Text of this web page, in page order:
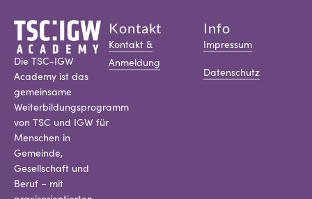
Die TSC-IGW
Academy ist das
gemeinsame
Weiterbildungsprogramm
von TSC und IGW für
Menschen in
Gemeinde,
Gesellschaft und
Beruf – mit
Kontakt
Kontakt &
Anmeldung
Info
Impressum
Datenschutz